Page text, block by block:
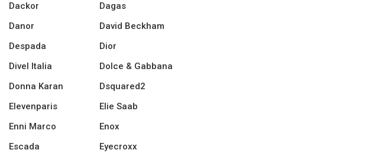
Dackor
Dagas
Danor
David Beckham
Despada
Dior
Divel Italia
Dolce & Gabbana
Donna Karan
Dsquared2
Elevenparis
Elie Saab
Enni Marco
Enox
Escada
Eyecroxx